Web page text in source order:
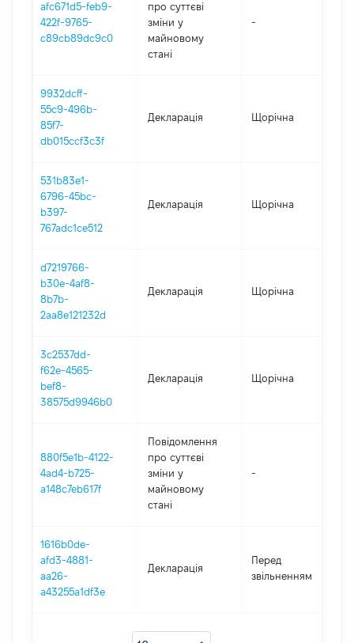
afc671d5-feb9-
422f-9765-
c89cb89dc9c0
про суттєві
зміни y
майновому
стані
-
9932dcff-
55c9-496b-
85f7-
db015ccf3c3f
Декларація Щорічна
531b83e1-
6796-45bc-
b397-
767adc1ce512
Декларація Щорічна
d7219766-
b30e-4af8-
8b7b-
2aa8e121232d
Декларація Щорічна
3c2537dd-
f62e-4565-
bef8-
38575d9946b0
Декларація Щорічна
880f5e1b-4122-
4ad4-b725-
a148c7eb617f
Повідомлення
про суттєві
зміни y
майновому
стані
-
1616b0de-
afd3-4881-
aa26-
a43255a1df3e
Декларація
Перед
звільненням